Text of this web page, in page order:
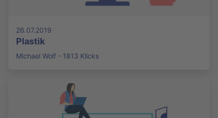
26.07.2019
Plastik
Michael Wolf - 1813 Klicks